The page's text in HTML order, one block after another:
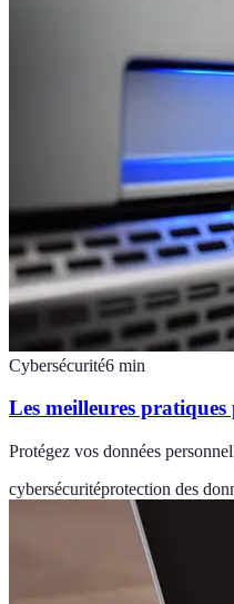
Cybersécurité6 min
Les meilleures pratiques
Protégez vos données
cybersécuritéprotection des